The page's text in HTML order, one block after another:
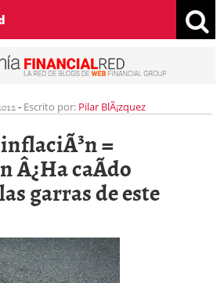
- Escrito por: Pilar BlÃ¡zquez
=
Â¿Ha caÃ­do
garras de este